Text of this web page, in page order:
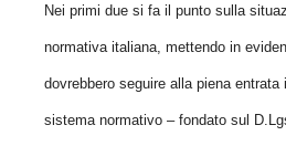
Nei primi due si fa il punto sulla
normativa italiana, mettendo in
dovrebbero seguire alla piena entrata
sistema normativo – fondato sul